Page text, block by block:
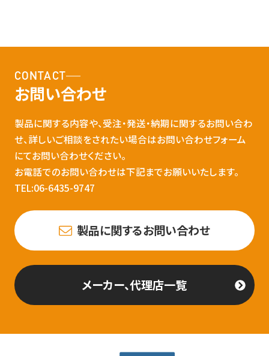
CONTACT
お問い合わせ
製品に関する内容や、受注・発送・納期に関するお問い合わ
せ、詳しいご相談をされたい場合はお問い合わせフォーム
にてお問い合わせください。
お電話でのお問い合わせは下記までお願いいたします。
TEL:06-6435-9747
製品に関するお問い合わせ
メーカー、代理店一覧